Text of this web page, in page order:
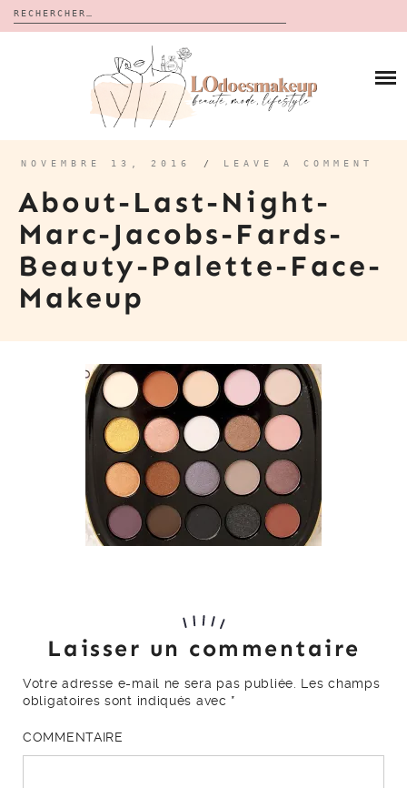
Rechercher :
CALENDRIERS DE L’AVENT
BON PLAN
À PROPOS
CONTACT
NOVEMBRE 13, 2016 / LEAVE A COMMENT
About-Last-Night-
Marc-Jacobs-Fards-
Beauty-Palette-Face-
Makeup
Laisser un commentaire
Votre adresse e-mail ne sera pas publiée.
Les champs
obligatoires sont indiqués avec *
COMMENTAIRE